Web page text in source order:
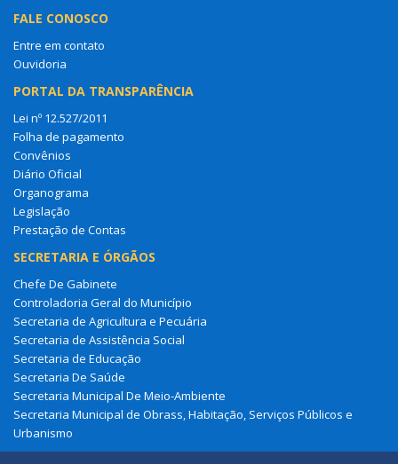
FALE CONOSCO
Entre em contato
Ouvidoria
PORTAL DA TRANSPARÊNCIA
Lei nº 12.527/2011
Folha de pagamento
Convênios
Diário Oficial
Organograma
Legislação
Prestação de Contas
SECRETARIA E ÓRGÃOS
Chefe De Gabinete
Controladoria Geral do Município
Secretaria de Agricultura e Pecuária
Secretaria de Assistência Social
Secretaria de Educação
Secretaria De Saúde
Secretaria Municipal De Meio-Ambiente
Secretaria Municipal de Obrass, Habitação, Serviços Públicos e
Urbanismo